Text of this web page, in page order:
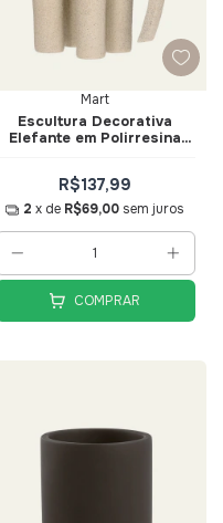
Mart
Escultura Decorativa
Elefante em Polirresina
R$137,99
2 x de R$69,00 sem juros
COMPRAR